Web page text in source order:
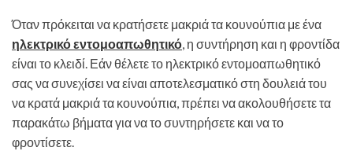
Όταν πρόκειται να κρατήσετε μακριά τα κουνούπια με ένα
ηλεκτρικό εντομοαπωθητικό, η συντήρηση και η φροντίδα
είναι το κλειδί. Εάν θέλετε το ηλεκτρικό εντομοαπωθητικό
σας να συνεχίσει να είναι αποτελεσματικό στη δουλειά του
να κρατά μακριά τα κουνούπια, πρέπει να ακολουθήσετε τα
παρακάτω βήματα για να το συντηρήσετε και να το
φροντίσετε.